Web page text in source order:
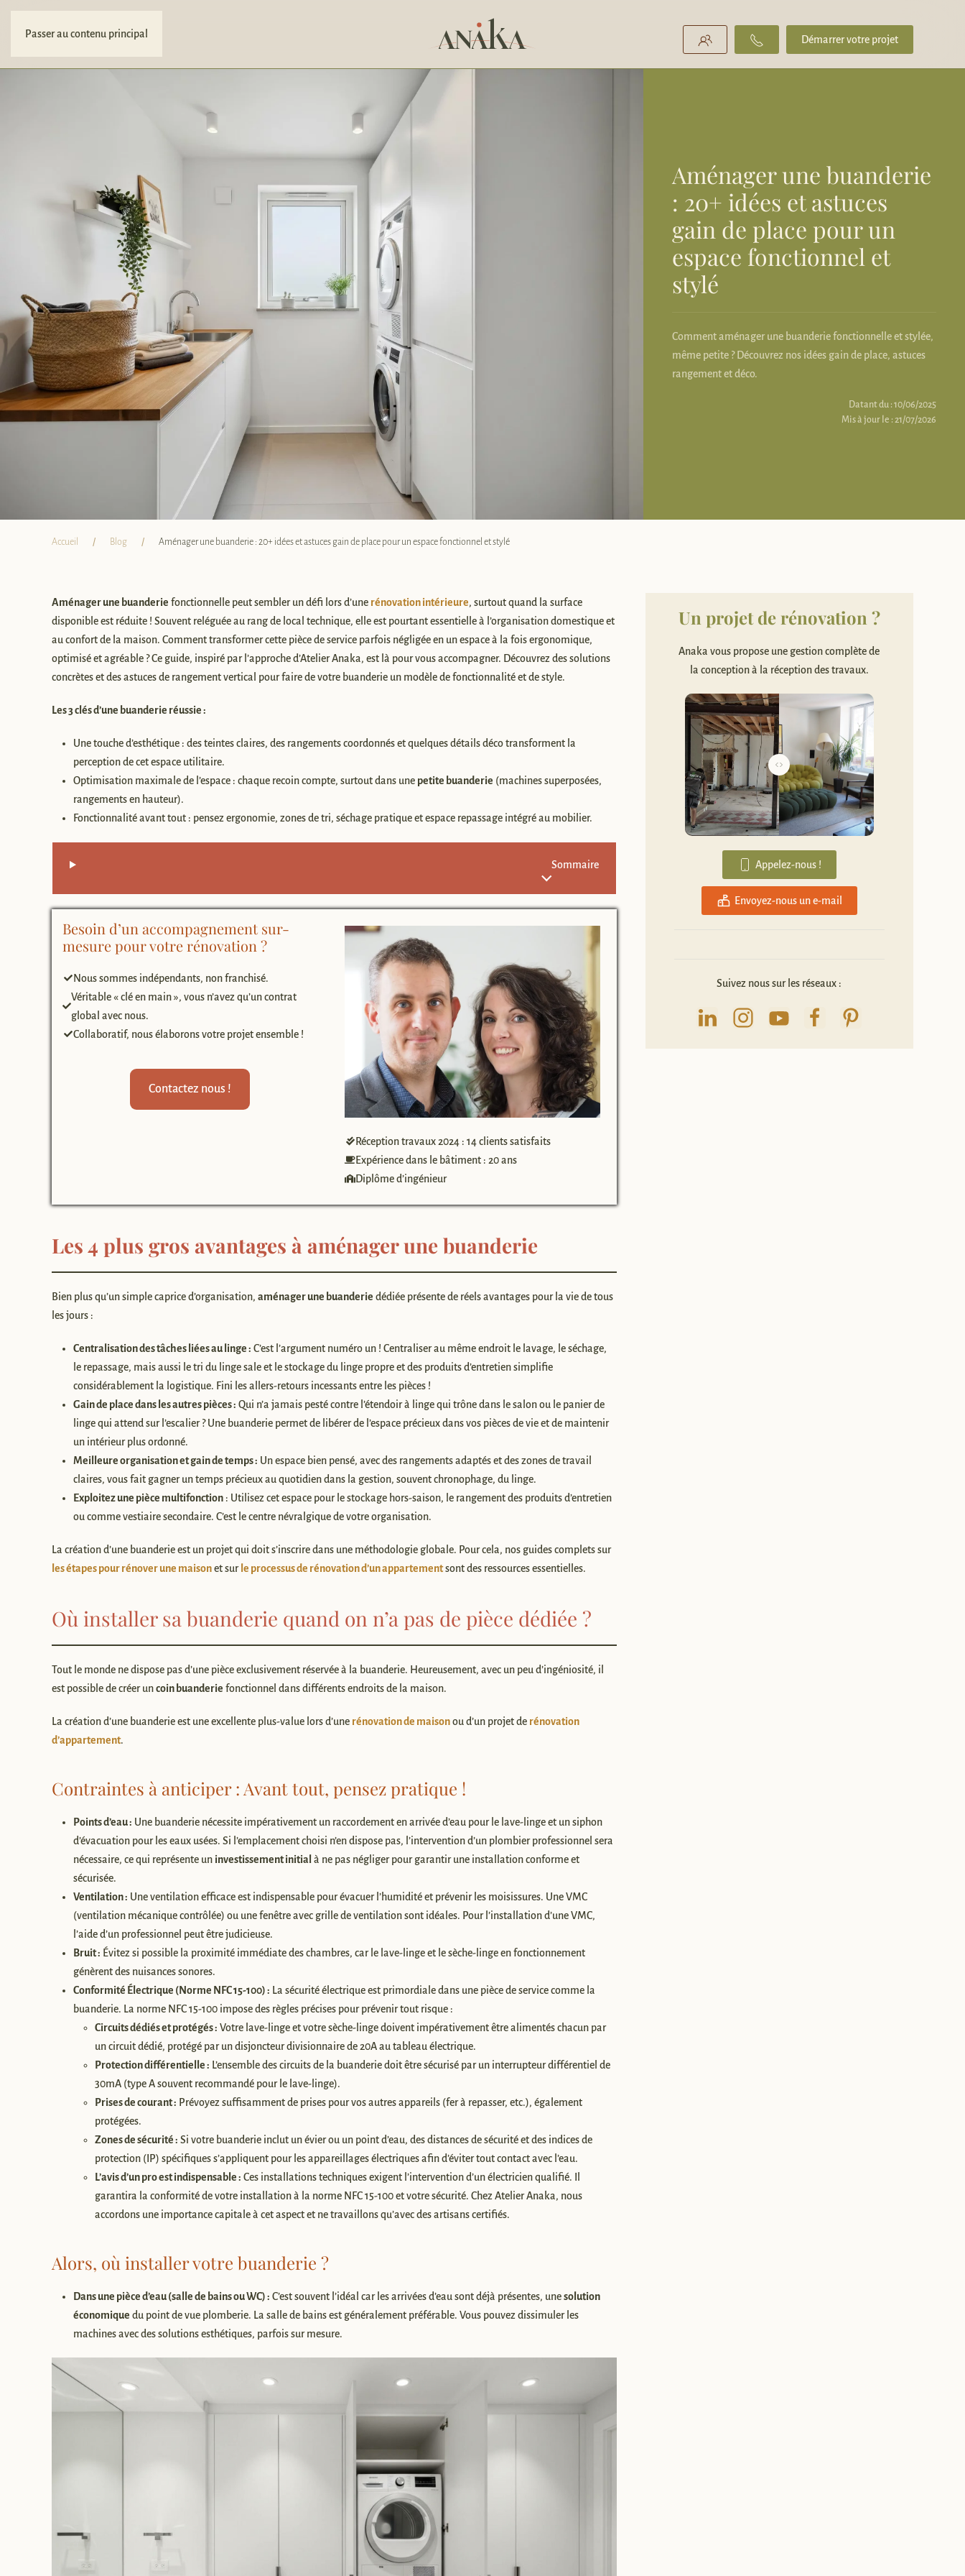
Passer au contenu principal Démarrer votre projet
Aménager une buanderie
: 20+ idées et astuces
gain de place pour un
espace fonctionnel et
stylé
Comment aménager une buanderie fonctionnelle et stylée,
même petite ? Découvrez nos idées gain de place, astuces
rangement et déco.
Datant du : 10/06/2025
Mis à jour le : 21/07/2026
Accueil Blog Aménager une buanderie : 20+ idées et astuces gain de place pour un espace fonctionnel et stylé
Aménager une buanderie fonctionnelle peut sembler un défi lors d’une rénovation intérieure, surtout quand la surface
disponible est réduite ! Souvent reléguée au rang de local technique, elle est pourtant essentielle à l’organisation domestique et
au confort de la maison. Comment transformer cette pièce de service parfois négligée en un espace à la fois ergonomique,
optimisé et agréable ? Ce guide, inspiré par l’approche d’Atelier Anaka, est là pour vous accompagner. Découvrez des solutions
concrètes et des astuces de rangement vertical pour faire de votre buanderie un modèle de fonctionnalité et de style.
Les 3 clés d’une buanderie réussie :
Une touche d’esthétique : des teintes claires, des rangements coordonnés et quelques détails déco transforment la
perception de cet espace utilitaire.
Optimisation maximale de l’espace : chaque recoin compte, surtout dans une petite buanderie (machines superposées,
rangements en hauteur).
Fonctionnalité avant tout : pensez ergonomie, zones de tri, séchage pratique et espace repassage intégré au mobilier.
Sommaire
Besoin d’un accompagnement sur-
mesure pour votre rénovation ?
Nous sommes indépendants, non franchisé.
Véritable « clé en main », vous n’avez qu’un contrat
global avec nous.
Collaboratif, nous élaborons votre projet ensemble !
Contactez nous !
Réception travaux 2024 : 14 clients satisfaits
Expérience dans le bâtiment : 20 ans
Diplôme d’ingénieur
Les 4 plus gros avantages à aménager une buanderie
Bien plus qu’un simple caprice d’organisation, aménager une buanderie dédiée présente de réels avantages pour la vie de tous
les jours :
Centralisation des tâches liées au linge : C’est l’argument numéro un ! Centraliser au même endroit le lavage, le séchage,
le repassage, mais aussi le tri du linge sale et le stockage du linge propre et des produits d’entretien simplifie
considérablement la logistique. Fini les allers-retours incessants entre les pièces !
Gain de place dans les autres pièces : Qui n’a jamais pesté contre l’étendoir à linge qui trône dans le salon ou le panier de
linge qui attend sur l’escalier ? Une buanderie permet de libérer de l’espace précieux dans vos pièces de vie et de maintenir
un intérieur plus ordonné.
Meilleure organisation et gain de temps : Un espace bien pensé, avec des rangements adaptés et des zones de travail
claires, vous fait gagner un temps précieux au quotidien dans la gestion, souvent chronophage, du linge.
Exploitez une pièce multifonction : Utilisez cet espace pour le stockage hors-saison, le rangement des produits d’entretien
ou comme vestiaire secondaire. C’est le centre névralgique de votre organisation.
La création d’une buanderie est un projet qui doit s’inscrire dans une méthodologie globale. Pour cela, nos guides complets sur
les étapes pour rénover une maisonet surle processus de rénovation d’un appartementsont des ressources essentielles.
Où installer sa buanderie quand on n’a pas de pièce dédiée ?
Tout le monde ne dispose pas d’une pièce exclusivement réservée à la buanderie. Heureusement, avec un peu d’ingéniosité, il
est possible de créer uncoin buanderie fonctionnel dans différents endroits de la maison.
La création d’une buanderie est une excellente plus-value lors d’une rénovation de maisonou d’un projet de rénovation
d’appartement.
Contraintes à anticiper : Avant tout, pensez pratique !
Points d’eau : Une buanderie nécessite impérativement un raccordement en arrivée d’eau pour le lave-linge et un siphon
d’évacuation pour les eaux usées. Si l’emplacement choisi n’en dispose pas, l’intervention d’un plombier professionnel sera
nécessaire, ce qui représente un investissement initial à ne pas négliger pour garantir une installation conforme et
sécurisée.
Ventilation : Une ventilation efficace est indispensable pour évacuer l’humidité et prévenir les moisissures. Une VMC
(ventilation mécanique contrôlée) ou une fenêtre avec grille de ventilation sont idéales. Pour l’installation d’une VMC,
l’aide d’un professionnel peut être judicieuse.
Bruit : Évitez si possible la proximité immédiate des chambres, car le lave-linge et le sèche-linge en fonctionnement
génèrent des nuisances sonores.
Conformité Électrique (Norme NFC 15-100) : La sécurité électrique est primordiale dans une pièce de service comme la
buanderie. La norme NFC 15-100 impose des règles précises pour prévenir tout risque :
Circuits dédiés et protégés : Votre lave-linge et votre sèche-linge doivent impérativement être alimentés chacun par
un circuit dédié, protégé par un disjoncteur divisionnaire de 20A au tableau électrique.
Protection différentielle : L’ensemble des circuits de la buanderie doit être sécurisé par un interrupteur différentiel de
30mA (type A souvent recommandé pour le lave-linge).
Prises de courant : Prévoyez suffisamment de prises pour vos autres appareils (fer à repasser, etc.), également
protégées.
Zones de sécurité : Si votre buanderie inclut un évier ou un point d’eau, des distances de sécurité et des indices de
protection (IP) spécifiques s’appliquent pour les appareillages électriques afin d’éviter tout contact avec l’eau.
L’avis d’un pro est indispensable : Ces installations techniques exigent l’intervention d’un électricien qualifié. Il
garantira la conformité de votre installation à la norme NFC 15-100 et votre sécurité. Chez Atelier Anaka, nous
accordons une importance capitale à cet aspect et ne travaillons qu’avec des artisans certifiés.
Alors, où installer votre buanderie ?
Dans une pièce d’eau (salle de bains ou WC) : C’est souvent l’idéal car les arrivées d’eau sont déjà présentes, unesolution
économique du point de vue plomberie. La salle de bains est généralement préférable. Vous pouvez dissimuler les
machines avec des solutions esthétiques, parfois sur mesure.
Un projet de rénovation ?
Anaka vous propose une gestion complète de
la conception à la réception des travaux.
Appelez-nous !
Envoyez-nous un e-mail
Suivez nous sur les réseaux :